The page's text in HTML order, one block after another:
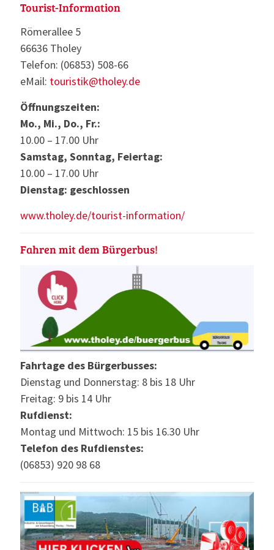
Tourist-Information
Römerallee 5
66636 Tholey
Telefon: (06853) 508-66
eMail: touristik@tholey.de
Öffnungszeiten:
Mo., Mi., Do., Fr.:
10.00 – 17.00 Uhr
Samstag, Sonntag, Feiertag:
10.00 – 17.00 Uhr
Dienstag: geschlossen
www.tholey.de/tourist-information/
Fahren mit dem Bürgerbus!
Fahrtage des Bürgerbusses:
Dienstag und Donnerstag: 8 bis 18 Uhr
Freitag: 9 bis 14 Uhr
Rufdienst:
Montag und Mittwoch: 15 bis 16.30 Uhr
Telefon des Rufdienstes:
(06853) 920 98 68